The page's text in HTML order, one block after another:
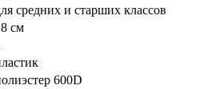
средних и старших классов
см
600D